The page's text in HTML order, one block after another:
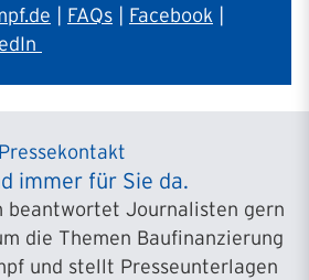
FAQs Facebook
Pressekontakt
immer für Sie da.
beantwortet Journalisten gern
die Themen Baufinanzierung
und stellt Presseunterlagen